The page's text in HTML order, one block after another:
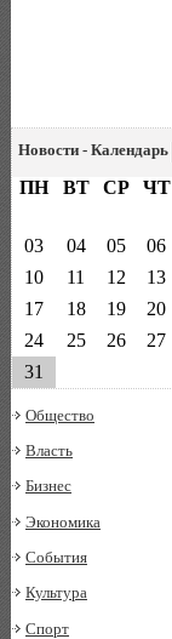
Новости - Календарь
ПН ВТ СР ЧТ
03
04 05 06
10
11 12 13
17
18 19 20
24
25 26 27
31
Общество
Власть
Бизнес
Экономика
События
Культура
Спорт